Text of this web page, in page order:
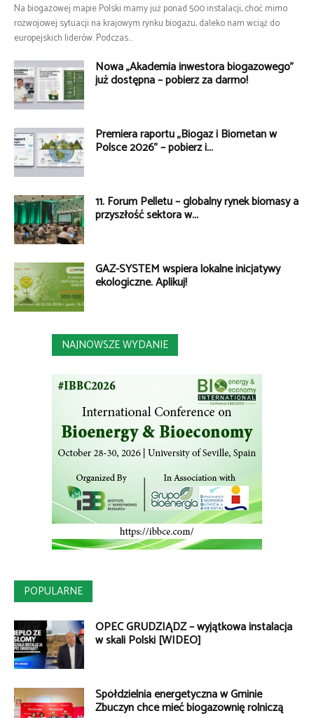
Na biogazowej mapie Polski mamy już ponad 500 instalacji, choć mimo
rozwojowej sytuacji na krajowym rynku biogazu, daleko nam wciąż do
europejskich liderów. Podczas...
Nowa „Akademia inwestora biogazowego”
już dostępna – pobierz za darmo!
Premiera raportu „Biogaz i Biometan w
Polsce 2026” – pobierz i...
11. Forum Pelletu – globalny rynek biomasy a
przyszłość sektora w...
GAZ-SYSTEM wspiera lokalne inicjatywy
ekologiczne. Aplikuj!
NAJNOWSZE WYDANIE
POPULARNE
OPEC GRUDZIĄDZ – wyjątkowa instalacja
w skali Polski [WIDEO]
Spółdzielnia energetyczna w Gminie
Zbuczyn chce mieć biogazownię rolniczą